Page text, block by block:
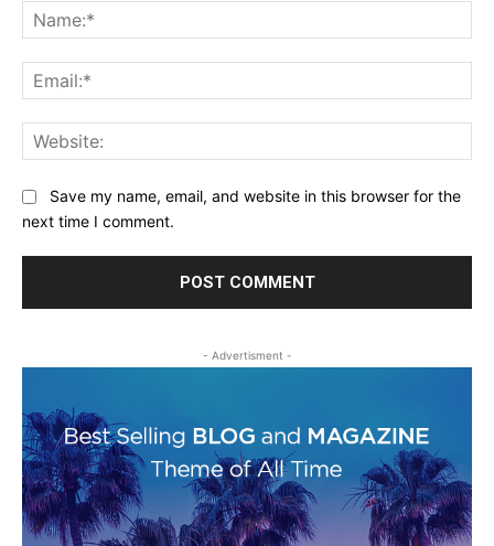
Save my name, email, and website in this browser for the
next time I comment.
- Advertisment -